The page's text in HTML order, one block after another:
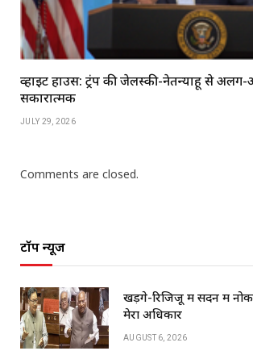
व्हाइट हाउस: ट्रंप की जेलेंस्की-नेतन्याहू से
सकारात्मक
JULY 29, 2026
Comments are closed.
टॉप न्यूज
खड़गे-रिजिजू में सदन में
मेरा अधिकार
AUGUST 6, 2026